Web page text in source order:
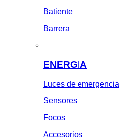
Batiente
Barrera
ENERGIA
Luces de emergencia
Sensores
Focos
Accesorios